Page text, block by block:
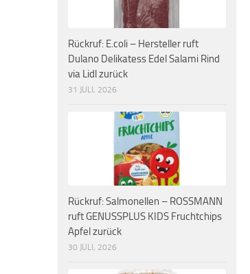
Rückruf: E.coli – Hersteller ruft
Dulano Delikatess Edel Salami Rind
via Lidl zurück
31 JULI, 2026
Rückruf: Salmonellen – ROSSMANN
ruft GENUSSPLUS KIDS Fruchtchips
Apfel zurück
30 JULI, 2026